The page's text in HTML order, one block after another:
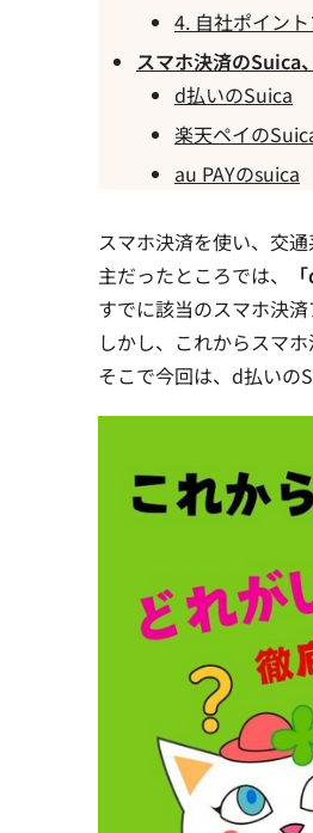
4. 自社ポイン
スマホ決済のSuica
d払いのSuica
楽天ペイの
au PAYのsuica
スマホ決済を使い、交
主だったところでは、
すでに該当のスマホ決
しかし、これからスマ
そこで今回は、d払いの